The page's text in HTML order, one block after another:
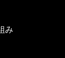
み